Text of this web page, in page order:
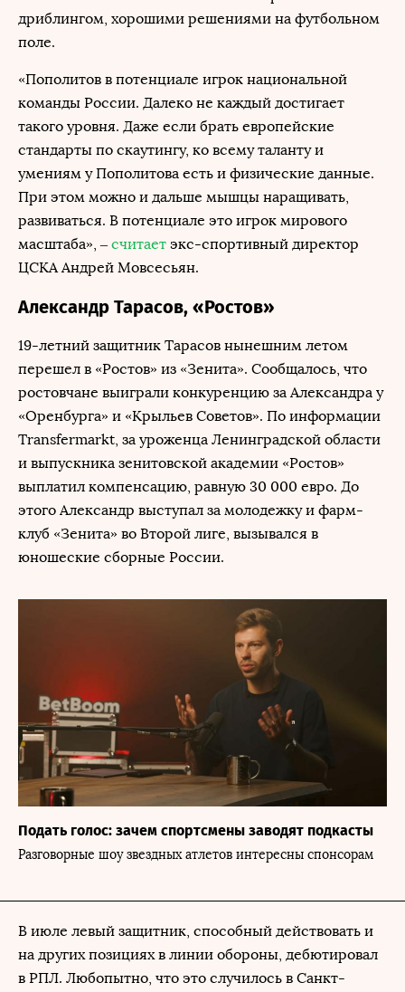
дриблингом, хорошими решениями на футбольном
поле.
«Пополитов в потенциале игрок национальной
команды России. Далеко не каждый достигает
такого уровня. Даже если брать европейские
стандарты по скаутингу, ко всему таланту и
умениям у Пополитова есть и физические данные.
При этом можно и дальше мышцы наращивать,
развиваться. В потенциале это игрок мирового
масштаба», – считает экс-спортивный директор
ЦСКА Андрей Мовсесьян.
Александр Тарасов, «Ростов»
19-летний защитник Тарасов нынешним летом
перешел в «Ростов» из «Зенита». Сообщалось, что
ростовчане выиграли конкуренцию за Александра у
«Оренбурга» и «Крыльев Советов». По информации
Transfermarkt, за уроженца Ленинградской области
и выпускника зенитовской академии «Ростов»
выплатил компенсацию, равную 30 000 евро. До
этого Александр выступал за молодежку и фарм-
клуб «Зенита» во Второй лиге, вызывался в
юношеские сборные России.
Подать голос: зачем спортсмены заводят подкасты
Разговорные шоу звездных атлетов интересны спонсорам
В июле левый защитник, способный действовать и
на других позициях в линии обороны, дебютировал
в РПЛ. Любопытно, что это случилось в Санкт-